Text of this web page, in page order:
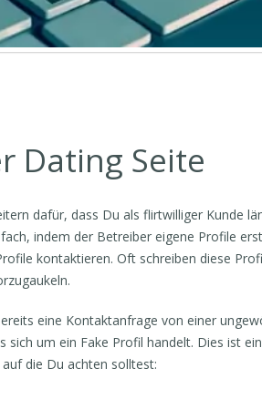
Dating Seite
dafür, dass Du als flirtwilliger Kunde
indem der Betreiber eigene Profile
kontaktieren. Oft schreiben diese
eine Kontaktanfrage von einer
um ein Fake Profil handelt. Dies ist ein
die Du achten solltest: